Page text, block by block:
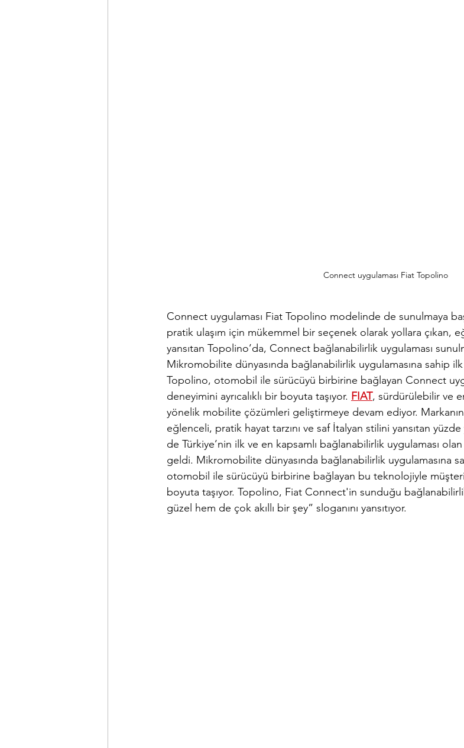
Connect uygulaması Fiat Topolino
Connect uygulaması Fiat Topolino modelinde de sunulmaya
pratik ulaşım için mükemmel bir seçenek olarak yollara çıkan,
yansıtan Topolino’da, Connect bağlanabilirlik uygulaması
Mikromobilite dünyasında bağlanabilirlik uygulamasına sahip
Topolino, otomobil ile sürücüyü birbirine bağlayan Connect
deneyimini ayrıcalıklı bir boyuta taşıyor. FIAT, sürdürülebilir ve
yönelik mobilite çözümleri geliştirmeye devam ediyor.
eğlenceli, pratik hayat tarzını ve saf İtalyan stilini yansıtan
de Türkiye’nin ilk ve en kapsamlı bağlanabilirlik uygulaması
geldi. Mikromobilite dünyasında bağlanabilirlik uygulamasına
otomobil ile sürücüyü birbirine bağlayan bu teknolojiyle müşteri
boyuta taşıyor. Topolino, Fiat Connect'in sunduğu
güzel hem de çok akıllı bir şey” sloganını yansıtıyor.